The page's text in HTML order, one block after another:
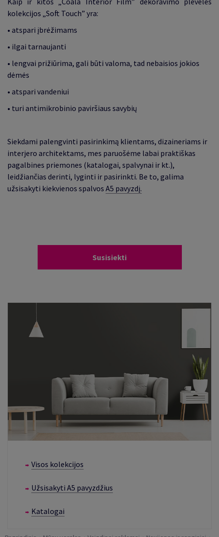
kolekcijos „Soft Touch” yra:
• atspari įbrėžimams
• ilgai tarnaujanti
• lengvai prižiūrima, gali būti valoma, tad nebaisios jokios
dėmės
• atspari vandeniui
• turi antimikrobinio paviršiaus savybių
Siekdami palengvinti pasirinkimą klientams, dizaineriams ir
interjero architektams, mes paruošėme labai praktiškas
pagalbines priemones (katalogai, spalvynai ir kt.),
leidžiančias derinti, lyginti ir pasirinkti. Be to, galima
užsisakyti kiekvienos spalvos A5 pavyzdį.
Susisiekti
Visos kolekcijos
Užsisakyti A5 pavyzdžius
Katalogai